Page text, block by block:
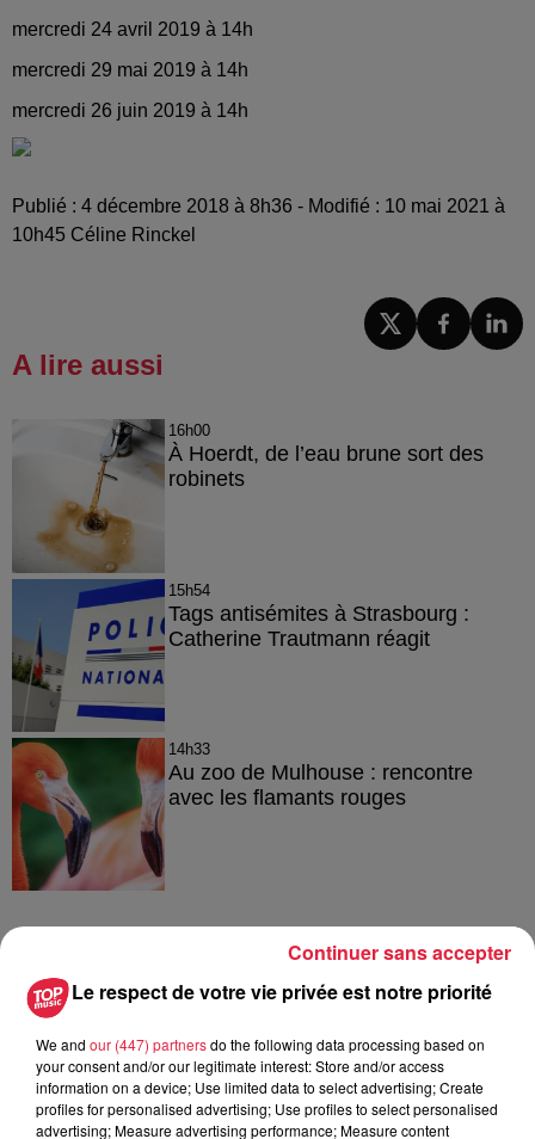
mercredi 24 avril 2019 à 14h
mercredi 29 mai 2019 à 14h
mercredi 26 juin 2019 à 14h
Publié : 4 décembre 2018 à 8h36 - Modifié : 10 mai 2021 à
10h45 Céline Rinckel
A lire aussi
16h00
À Hoerdt, de l’eau brune sort des
robinets
15h54
Tags antisémites à Strasbourg :
Catherine Trautmann réagit
14h33
Au zoo de Mulhouse : rencontre
avec les flamants rouges
À découvrir également
Le respect de votre vie privée est notre priorité
We and our (447) partnersdo the following data processing based on
your consent and/or our legitimate interest: Store and/or access
information on a device; Use limited data to select advertising; Create
profiles for personalised advertising; Use profiles to select personalised
advertising; Measure advertising performance; Measure content
Continuer sans accepter